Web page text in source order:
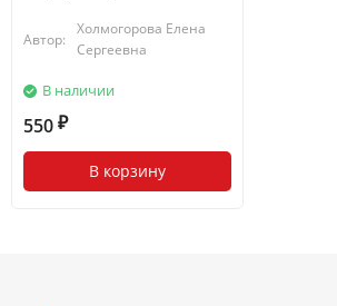
Автор:
Холмогорова Елена
Сергеевна
В наличии
550 ₽
В корзину